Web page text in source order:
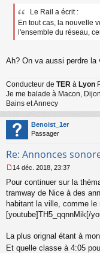
e
g
n
l
u
Le Rail a écrit :
En tout cas, la nouvelle
l'ensemble du réseau,
Ah? On va aussi perdre
Conducteur de TER à Lyon
Je me balade à Macon,
Bains et Annecy
Benoist_1er
Passager
Re: Annonces
e
s
s
g
n
o
14 déc. 2018, 23:37
Pour continuer sur la
tramway de Nice à des
habitant la ville, comme le
[youtube]TH5_qqnnMik[/
La plus orignal étant à
Et quelle classe à 4:05